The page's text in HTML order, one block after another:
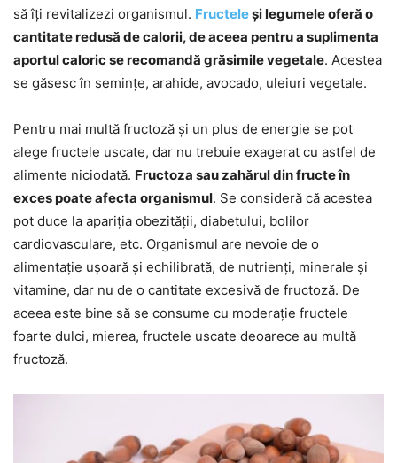
să îți revitalizezi organismul. Fructeleși legumele oferă o
cantitate redusă de calorii, de aceea pentru a suplimenta
aportul caloric se recomandă grăsimile vegetale. Acestea
se găsesc în semințe, arahide, avocado, uleiuri vegetale.
Pentru mai multă fructoză și un plus de energie se pot
alege fructele uscate, dar nu trebuie exagerat cu astfel de
alimente niciodată. Fructoza sau zahărul din fructe în
exces poate afecta organismul. Se consideră că acestea
pot duce la apariția obezității, diabetului, bolilor
cardiovasculare, etc. Organismul are nevoie de o
alimentație ușoară și echilibrată, de nutrienți, minerale și
vitamine, dar nu de o cantitate excesivă de fructoză. De
aceea este bine să se consume cu moderație fructele
foarte dulci, mierea, fructele uscate deoarece au multă
fructoză.